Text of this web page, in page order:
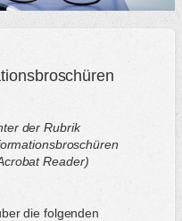
der Rubrik
Reader)
die folgenden